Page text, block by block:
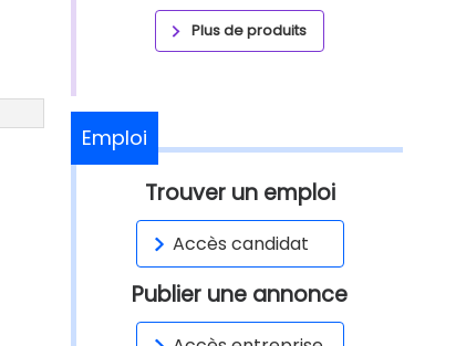
Plus de produits
Emploi
Trouver un emploi
Accès candidat
Publier une annonce